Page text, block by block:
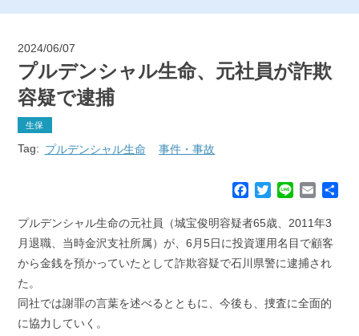
2024/06/07
プルデンシャル生命、元社員が詐欺
容疑で逮捕
生保
Tag: プルデンシャル生命 事件・事故
c
e
o
k
T
i
t
e
n
e
E
a
i
プルデンシャル生命の元社員（城宝俊明容疑者65歳、2011年3
月退職、当時金沢支社所属）が、6月5日に投資運用名目で顧客
から金銭を預かっていたとして詐欺容疑で石川県警に逮捕され
た。
同社では謝罪の言葉を述べるとともに、今後も、捜査に全面的
に協力していく。